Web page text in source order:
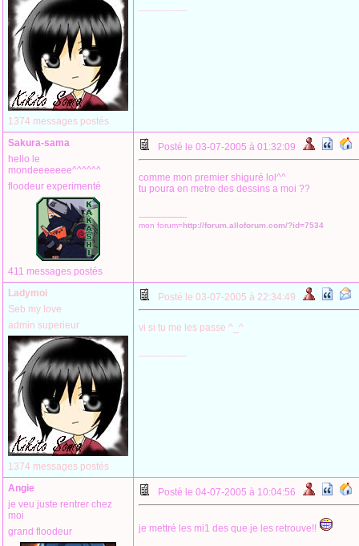
1374 messages postés
--------------------
Sakura-sama
hello le
mondeeeeeee^^^^^^
floodeur experimenté
411 messages postés
Posté le 03-07-2005 à 01:32:09
comme mon premier shiguré lol^^
tu poura en metre des dessins a moi ??
--------------------
mon forum=http://forum.alloforum.com/?id=7534
Ladymoi
Seb my love
admin superieur
1374 messages postés
Posté le 03-07-2005 à 22:34:49
vi si tu me les passe ^_^
--------------------
Angie
je veu juste rentrer chez
moi
grand floodeur
Posté le 04-07-2005 à 10:04:56
je mettré les mi1 des que je les retrouve!!